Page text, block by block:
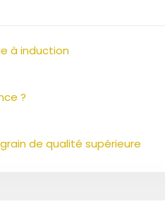
à induction
?
de qualité supérieure